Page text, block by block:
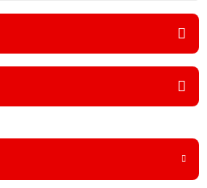
yorumu siz yapın!